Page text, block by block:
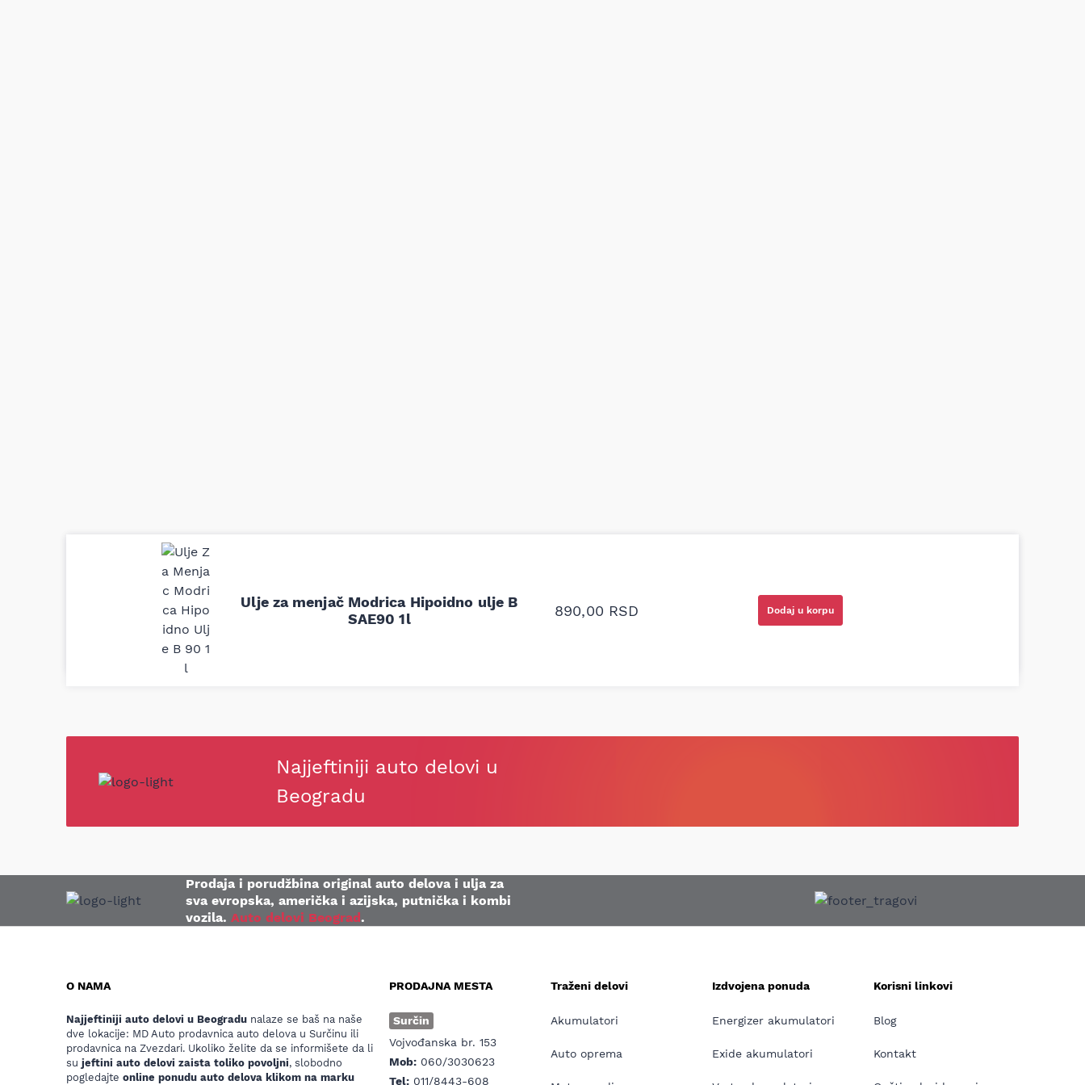
Ulje za menjač Modrica Hipoidno ulje B
SAE90 1l
890,00 RSD Dodaj u korpu
Uporedila sam sve moguće online prodavnice auto delova i
definitivno najbolje cene su ovde. Kupila sam više puta auto
delove iz MD Auto. Uvek dobra preporuka za proizvođača i
odgovarajuću opremu. Sve pohvale!
Svetlana Večerinović, Beograd (Opel Astra)
ali me je Miloš podsetio, istražio i preporučio odgovarajućeg
proizvođača.
Najjeftiniji auto delovi u
Beogradu
Prodaja i porudžbina original auto delova i ulja za
sva evropska, američka i azijska, putnička i kombi
vozila. Auto delovi Beograd.
O NAMA
Najjeftiniji auto delovi u Beogradu nalaze se baš na naše
dve lokacije: MD Auto prodavnica auto delova u Surčinu ili
prodavnica na Zvezdari. Ukoliko želite da se informišete da li
su jeftini auto delovi zaista toliko povoljni, slobodno
pogledajte online ponudu auto delova klikom na marku
PRODAJNA MESTA
Surčin
Vojvođanska br. 153
Mob: 060/3030623
Tel: 011/8443-608
Traženi delovi
Akumulatori
Auto oprema
Izdvojena ponuda
Energizer akumulatori
Exide akumulatori
Korisni linkovi
Blog
Kontakt